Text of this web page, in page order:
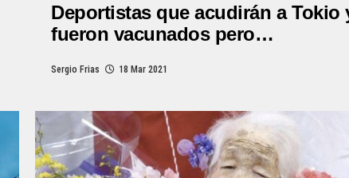
Deportistas que acudirán a Tokio
fueron vacunados pero…
Sergio Frias 18 Mar 2021